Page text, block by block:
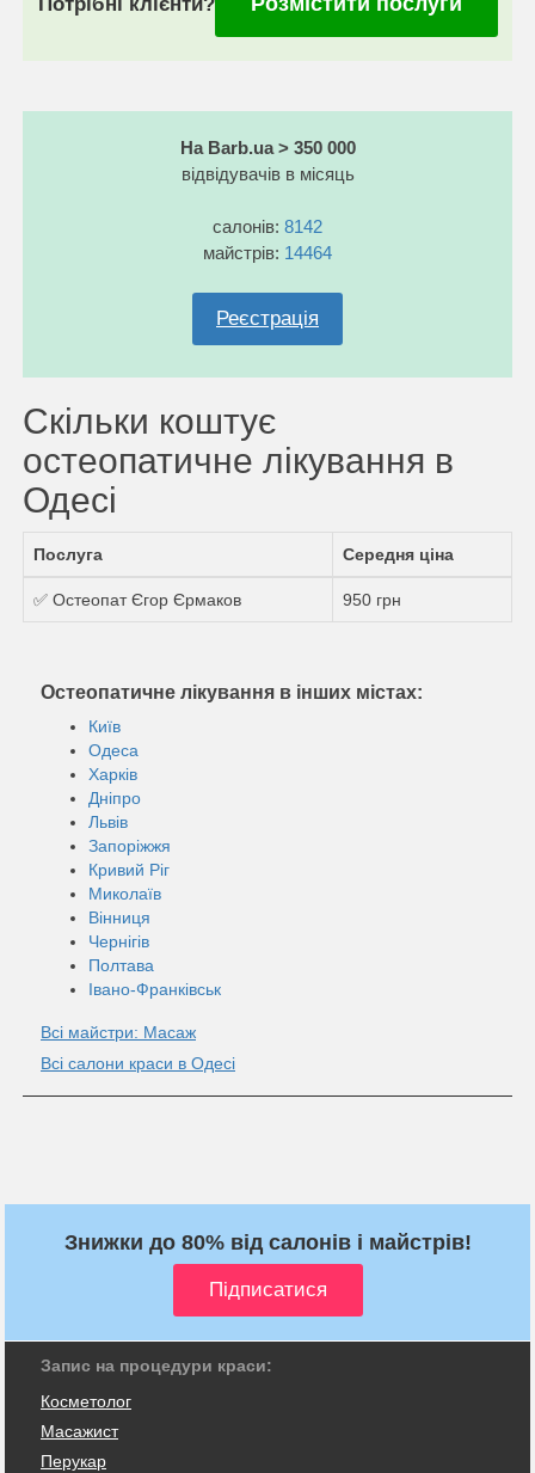
На Barb.ua > 350 000
відвідувачів в місяць
салонів: 8142
майстрів: 14464
Реєстрація
Скільки коштує
остеопатичне лікування в
Одесі
Послуга Середня ціна
✅ Остеопат Єгор Єрмаков 950 грн
Остеопатичне лікування в інших містах:
Київ
Одеса
Харків
Дніпро
Львів
Запоріжжя
Кривий Ріг
Миколаїв
Вінниця
Чернігів
Полтава
Івано-Франківськ
Всі майстри: Масаж
Всі салони краси в Одесі
Знижки до 80% від салонів і майстрів!
Запис на процедури краси:
Косметолог
Масажист
Перукар